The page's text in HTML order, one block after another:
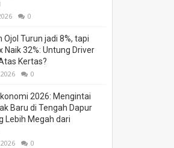
0
Ojol Turun jadi 8%, tapi
Naik 32%: Untung Driver
Kertas?
0
2026: Mengintai
Baru di Tengah Dapur
Lebih Megah dari
0